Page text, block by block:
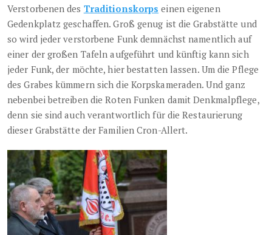
Verstorbenen des Traditionskorps einen eigenen
Gedenkplatz geschaffen. Groß genug ist die Grabstätte und
so wird jeder verstorbene Funk demnächst namentlich auf
einer der großen Tafeln aufgeführt und künftig kann sich
jeder Funk, der möchte, hier bestatten lassen. Um die Pflege
des Grabes kümmern sich die Korpskameraden. Und ganz
nebenbei betreiben die Roten Funken damit Denkmalpflege,
denn sie sind auch verantwortlich für die Restaurierung
dieser Grabstätte der Familien Cron-Allert.